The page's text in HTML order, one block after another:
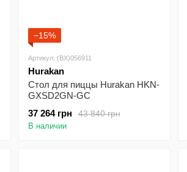
−15%
Артикул: (BX)056911
Hurakan
Стол для пиццы Hurakan HKN-
GXSD2GN-GC
43 840 грн
37 264 грн
В наличии